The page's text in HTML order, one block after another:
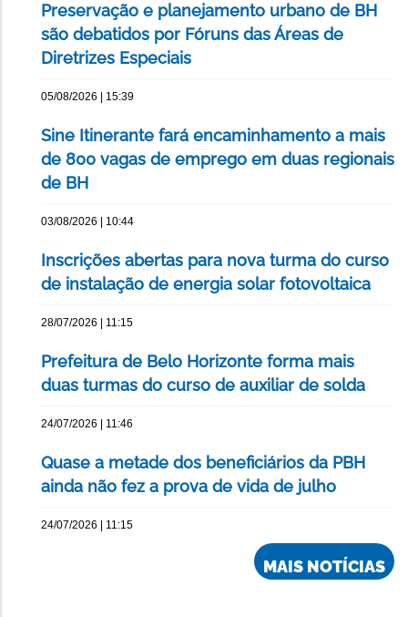
Preservação e planejamento urbano de BH
são debatidos por Fóruns das Áreas de
Diretrizes Especiais
05/08/2026 | 15:39
Sine Itinerante fará encaminhamento a mais
de 800 vagas de emprego em duas regionais
de BH
03/08/2026 | 10:44
Inscrições abertas para nova turma do curso
de instalação de energia solar fotovoltaica
28/07/2026 | 11:15
Prefeitura de Belo Horizonte forma mais
duas turmas do curso de auxiliar de solda
24/07/2026 | 11:46
Quase a metade dos beneficiários da PBH
ainda não fez a prova de vida de julho
24/07/2026 | 11:15
MAIS NOTÍCIAS